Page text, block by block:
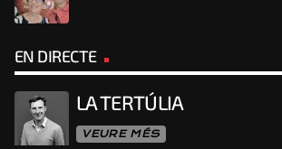
EN DIRECTE
LA TERTÚLIA
VEURE MÉS